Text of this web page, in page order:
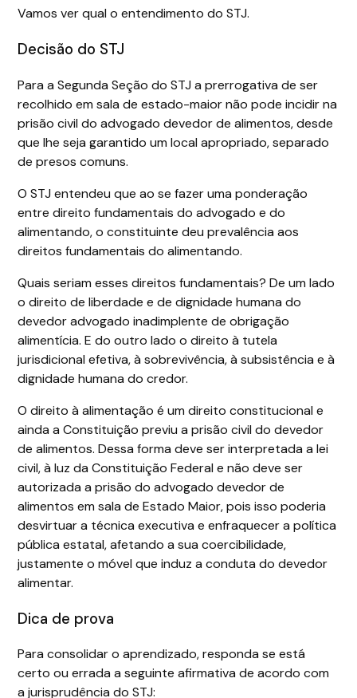
Vamos ver qual o entendimento do STJ.
Decisão do STJ
Para a Segunda Seção do STJ a prerrogativa de ser
recolhido em sala de estado-maior não pode incidir na
prisão civil do advogado devedor de alimentos, desde
que lhe seja garantido um local apropriado, separado
de presos comuns.
O STJ entendeu que ao se fazer uma ponderação
entre direito fundamentais do advogado e do
alimentando, o constituinte deu prevalência aos
direitos fundamentais do alimentando.
Quais seriam esses direitos fundamentais? De um lado
o direito de liberdade e de dignidade humana do
devedor advogado inadimplente de obrigação
alimentícia. E do outro lado o direito à tutela
jurisdicional efetiva, à sobrevivência, à subsistência e à
dignidade humana do credor.
O direito à alimentação é um direito constitucional e
ainda a Constituição previu a prisão civil do devedor
de alimentos. Dessa forma deve ser interpretada a lei
civil, à luz da Constituição Federal e não deve ser
autorizada a prisão do advogado devedor de
alimentos em sala de Estado Maior, pois isso poderia
desvirtuar a técnica executiva e enfraquecer a política
pública estatal, afetando a sua coercibilidade,
justamente o móvel que induz a conduta do devedor
alimentar.
Dica de prova
Para consolidar o aprendizado, responda se está
certo ou errada a seguinte afirmativa de acordo com
a jurisprudência do STJ: